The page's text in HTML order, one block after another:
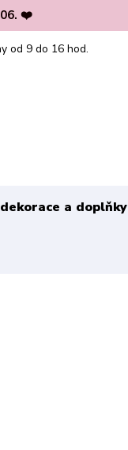
❤️
od 9 do 16 hod.
a doplňky